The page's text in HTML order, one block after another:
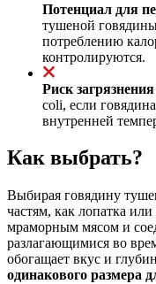
Потенциал для
тушеной
потреблению
контролируются.
Риск загрязнения
coli, если
внутренней
Как выбрать?
Выбирая говядину
частям, как лопатка
мраморным мясом и
разлагающимися во
обогащает вкус и
одинакового размера